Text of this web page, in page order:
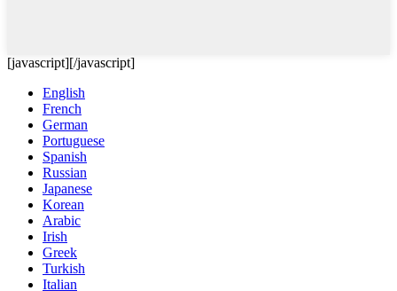
[javascript][/javascript]
English
French
German
Portuguese
Spanish
Russian
Japanese
Korean
Arabic
Irish
Greek
Turkish
Italian